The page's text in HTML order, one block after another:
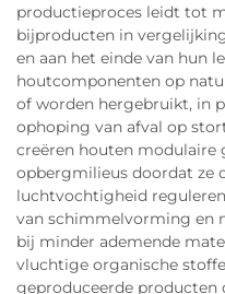
productieproces leidt tot
bijproducten in
en aan het einde van hun
houtcomponenten op
of worden hergebruikt, in
ophoping van afval op
creëren houten modulaire
opbergmilieus doordat ze
luchtvochtigheid
van schimmelvorming en
bij minder ademende
vluchtige organische
geproduceerde producten